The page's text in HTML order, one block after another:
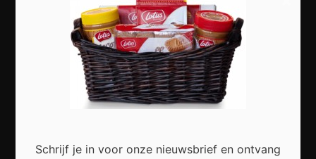
Slimme Digitalisering voor Kleine Bedrijven:
Meer Efficiëntie en Groei met Moderne
Technologie
Schrijf je in voor onze nieuwsbrief en ontvang